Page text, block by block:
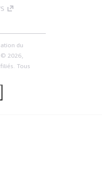
du
© 2026,
Tous